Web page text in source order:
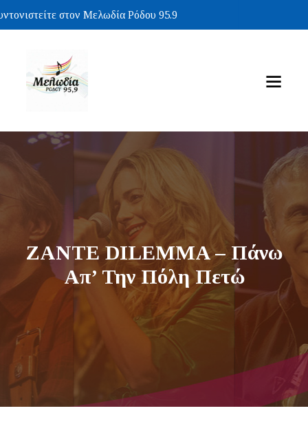
στον Μελωδία Ρόδου 95.9
ZANTE DILEMMA – Πάνω
Απ’ Την Πόλη Πετώ